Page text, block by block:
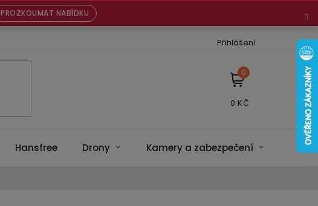
PROZKOUMAT NABÍDKU
Přihlášení
NÁKUPNÍ
KOŠÍK
Hansfree Drony Kamery a zabezpečení